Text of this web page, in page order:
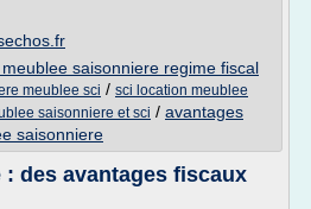
saisonniere regime fiscal
meublee sci / sci location meublee
saisonniere et sci / avantages
saisonniere
des avantages fiscaux